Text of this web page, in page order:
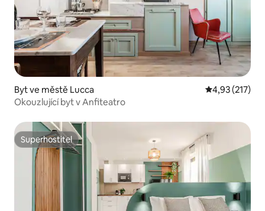
Byt ve městě Lucca Průměrné
4,93 (217)
Okouzlující byt v Anfiteatro
Superhostitel
Superhostitel